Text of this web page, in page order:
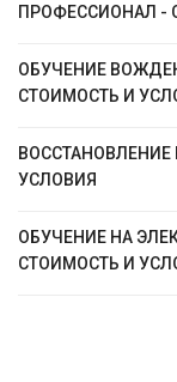
ПРОФЕССИОНАЛ -
ОБУЧЕНИЕ
СТОИМОСТЬ И
УСЛОВИЯ
ОБУЧЕНИЕ НА
СТОИМОСТЬ И